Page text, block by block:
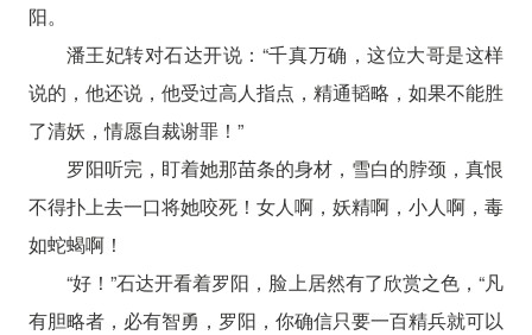
阳。
潘王妃转对石达开说：“千真万确，这位大哥是这样
说的，他还说，他受过高人指点，精通韬略，如果不能胜
了清妖，情愿自裁谢罪！”
罗阳听完，盯着她那苗条的身材，雪白的脖颈，真恨
不得扑上去一口将她咬死！女人啊，妖精啊，小人啊，毒
如蛇蝎啊！
“好！”石达开看着罗阳，脸上居然有了欣赏之色，“凡
有胆略者，必有智勇，罗阳，你确信只要一百精兵就可以